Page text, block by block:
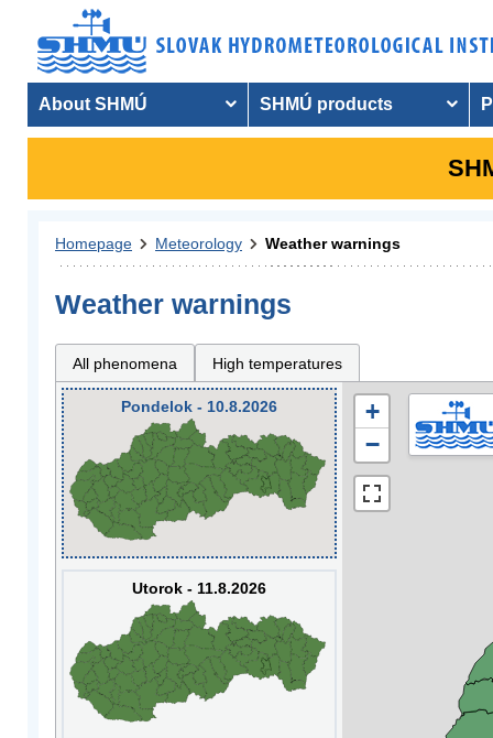
About SHMÚ SHMÚ products
Homepage Meteorology Weather warnings
Weather warnings
All phenomena High temperatures
Pondelok - 10.8.2026
Utorok - 11.8.2026
+
−